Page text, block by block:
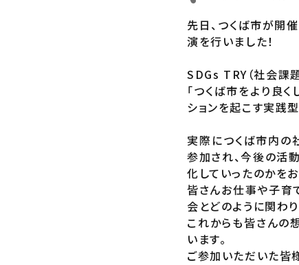
先日、つくば市が開
演を行いました！
SDGs TRY（社会課
「つくば市をより良
ションを起こす実践型
実際につくば市内の
参加され、今後の活
化していったのかを
皆さんお仕事や子育
会とどのように関わ
これからも皆さんの
います。
ご参加いただいた皆